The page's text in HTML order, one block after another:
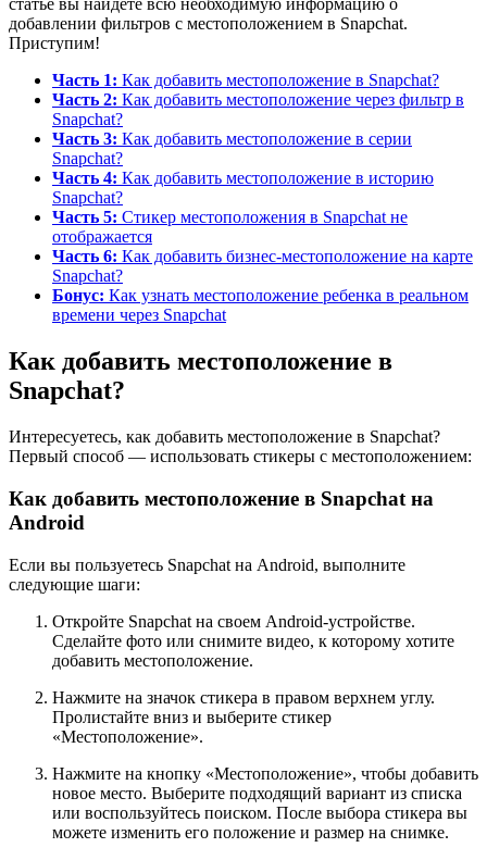
статье вы найдете всю необходимую информацию о
добавлении фильтров с местоположением в Snapchat.
Приступим!
Часть 1: Как добавить местоположение в Snapchat?
Часть 2: Как добавить местоположение через фильтр в
Snapchat?
Часть 3: Как добавить местоположение в серии
Snapchat?
Часть 4: Как добавить местоположение в историю
Snapchat?
Часть 5: Стикер местоположения в Snapchat не
отображается
Часть 6: Как добавить бизнес-местоположение на карте
Snapchat?
Бонус: Как узнать местоположение ребенка в реальном
времени через Snapchat
Как добавить местоположение в
Snapchat?
Интересуетесь, как добавить местоположение в Snapchat?
Первый способ — использовать стикеры с местоположением:
Как добавить местоположение в Snapchat на
Android
Если вы пользуетесь Snapchat на Android, выполните
следующие шаги:
Откройте Snapchat на своем Android-устройстве.
Сделайте фото или снимите видео, к которому хотите
добавить местоположение.
Нажмите на значок стикера в правом верхнем углу.
Пролистайте вниз и выберите стикер
«Местоположение».
Нажмите на кнопку «Местоположение», чтобы добавить
новое место. Выберите подходящий вариант из списка
или воспользуйтесь поиском. После выбора стикера вы
можете изменить его положение и размер на снимке.